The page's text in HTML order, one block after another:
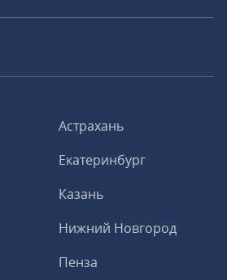
Астрахань
Екатеринбург
Казань
Нижний Новгород
Пенза